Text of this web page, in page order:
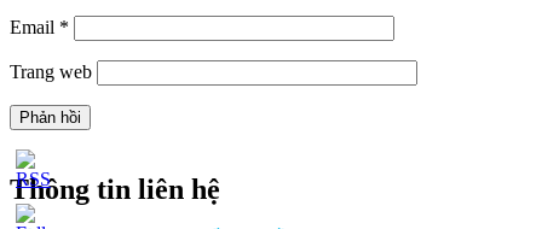
Email *
Trang web
Thông tin liên hệ